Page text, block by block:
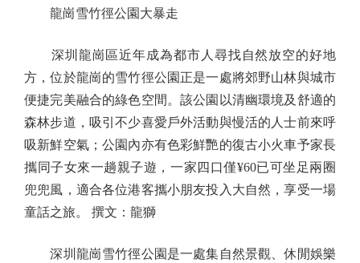
龍崗雪竹徑公園大暴走
深圳龍崗區近年成為都市人尋找自然放空的好地
方，位於龍崗的雪竹徑公園正是一處將郊野山林與城市
便捷完美融合的綠色空間。該公園以清幽環境及舒適的
森林步道，吸引不少喜愛戶外活動與慢活的人士前來呼
吸新鮮空氣；公園內亦有色彩鮮艷的復古小火車予家長
攜同子女來一趟親子遊，一家四口僅¥60已可坐足兩圈
兜兜風，適合各位港客攜小朋友投入大自然，享受一場
童話之旅。 撰文：龍獅
深圳龍崗雪竹徑公園是一處集自然景觀、休閒娛樂